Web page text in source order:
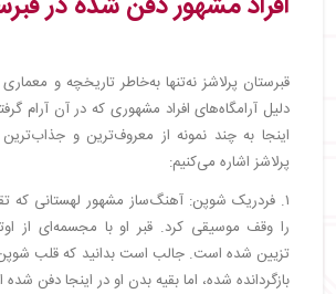
قبرستان پرلاشز نه‌تنها به‌خاطر تاریخچه و
دلیل آرامگاه‌های افراد مشهوری که در آن آرام
اینجا به چند نمونه از معروف‌ترین و
پرلاشز اشاره می‌کنیم:
۱. فردریک شوپن: آهنگ‌ساز مشهور لهستانی که
را وقف موسیقی کرد. قبر او با مجسمه‌ای از
تزیین شده است. جالب است بدانید که قلب
بازگردانده شده، اما بقیه بدن او در اینجا دفن